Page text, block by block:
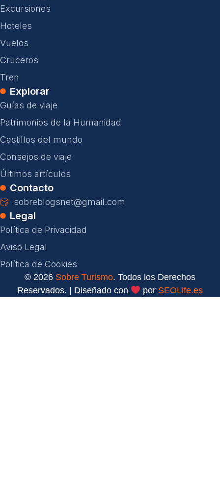
Excursiones
Hoteles
Vuelos
Cruceros
Tren
Explorar
Guías de viaje
Patrimonios de la Humanidad
Castillos del mundo
Consejos de viaje
Últimos artículos
Contacto
sobreblogsnet@gmail.com
Legal
Política de Privacidad
Aviso Legal
Política de Cookies
© 2026 Sobre Turismo. Todos los Derechos
Reservados. | Diseñado con
por SEOLife.es